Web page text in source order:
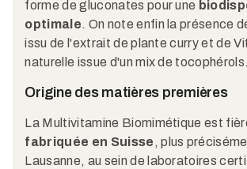
forme de gluconates pour une
optimale. On note enfin la présence
issu de l'extrait de plante curry et de
naturelle issue d'un mix de tocophérols.
Origine des matières premières
La Multivitamine Biomimétique est
fabriquée en Suisse , plus
Lausanne, au sein de laboratoires